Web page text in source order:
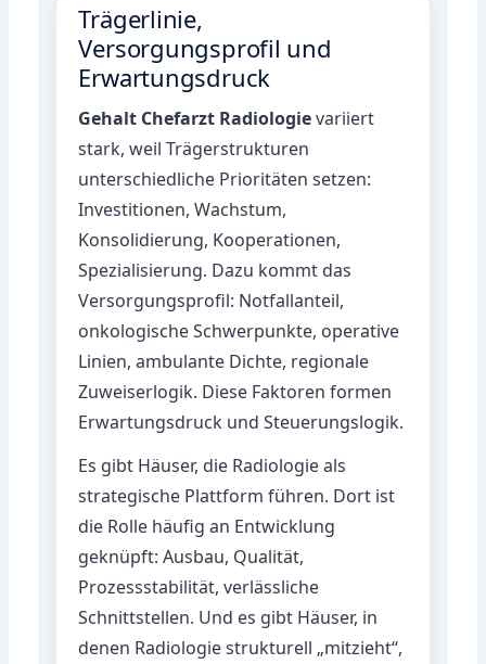
Trägerlinie,
Versorgungsprofil und
Erwartungsdruck
Gehalt Chefarzt Radiologievariiert
stark, weil Trägerstrukturen
unterschiedliche Prioritäten setzen:
Investitionen, Wachstum,
Konsolidierung, Kooperationen,
Spezialisierung. Dazu kommt das
Versorgungsprofil: Notfallanteil,
onkologische Schwerpunkte, operative
Linien, ambulante Dichte, regionale
Zuweiserlogik. Diese Faktoren formen
Erwartungsdruck und Steuerungslogik.
Es gibt Häuser, die Radiologie als
strategische Plattform führen. Dort ist
die Rolle häufig an Entwicklung
geknüpft: Ausbau, Qualität,
Prozessstabilität, verlässliche
Schnittstellen. Und es gibt Häuser, in
denen Radiologie strukturell „mitzieht“,